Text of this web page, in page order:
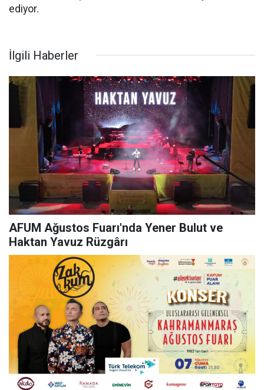
ediyor.
İlgili Haberler
AFUM Ağustos Fuarı'nda Yener Bulut ve
Haktan Yavuz Rüzgârı